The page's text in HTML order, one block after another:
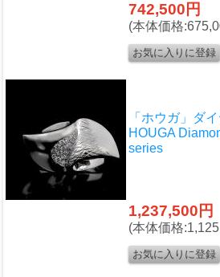
742,500円
(本体価格
「ホウガ」ダ
HOUGA
series
1,237,500円
(本体価格